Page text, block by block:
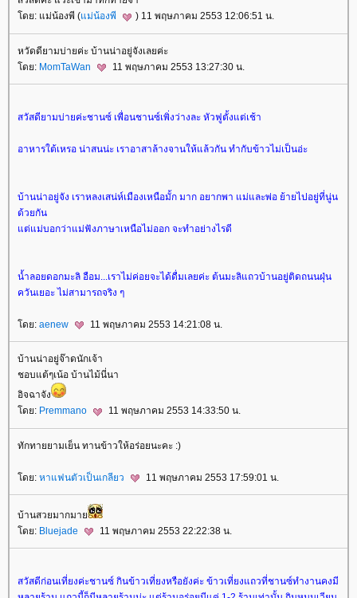
ดย: แม่น้องพี (ม่น้องพี ) 11 พฤษภาคม 2553 12:06:51 น.
หวัดดียามบ่ายค่ะ บ้านน่าอยู่จังเลยค่ะ
ดย: MomTaWan 11 พฤษภาคม 2553 13:27:30 น.
สวัสดียามบ่ายค่ะชานซ์ เพื่อนชานซ์เพิ่งว่างละ หัวฟูตั้งแต่เช้า
อาหารใต้เหรอ น่าสนน่ะ เราอาสาล้างจานให้แล้วกัน ทำกับข้าวไม่เป็นอ่ะ
บ้านน่าอยู่จัง เราหลงเสน่ห์เมืองเหนือมั้ก มาก อยากพา แม่และพ่อ ย้ายไปอยู่ที่นู่น
ด้วยกัน
ต่แม่บอกว่าแม่ฟังภาษาเหนือไม่ออก จะทำอย่างไรดี
น้ำลอยดอกมะลิ อือม...เราไม่ค่อยจะได้ดื่มเลยค่ะ ต้นมะลิแถวบ้านอยู่ติดถนนฝุ่น
ควันเยอะ ไม่สามารถจริง ๆ
ดย: aenew 11 พฤษภาคม 2553 14:21:08 น.
บ้านน่าอยู่จ๊าดนักเจ้า
ชอบแต้ๆเน้อ บ้านไม้นี่นา
อิจฉาจัง
ดย: Premmano 11 พฤษภาคม 2553 14:33:50 น.
ทักทายยามเย็น ทานข้าวให้อร่อยนะคะ :)
ดย: หาแฟนตัวเป็นเกลียว 11 พฤษภาคม 2553 17:59:01 น.
บ้านสวยมากมา
ดย: Bluejade 11 พฤษภาคม 2553 22:22:38 น.
สวัสดีก่อนเที่ยงค่ะชานซ์ กินข้าวเที่ยงหรือยังค่ะ ข้าวเที่ยงแถวที่ชานซ์ทำงานคงมี